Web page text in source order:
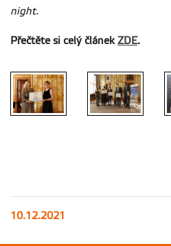
night.
Přečtěte si celý článekZDE.
10.12.2021